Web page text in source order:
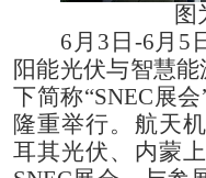
图
6 月 3 日 -6月 5
阳能光伏与智慧能
下简称“SNEC展
隆重举行。航天
耳其光伏、内蒙